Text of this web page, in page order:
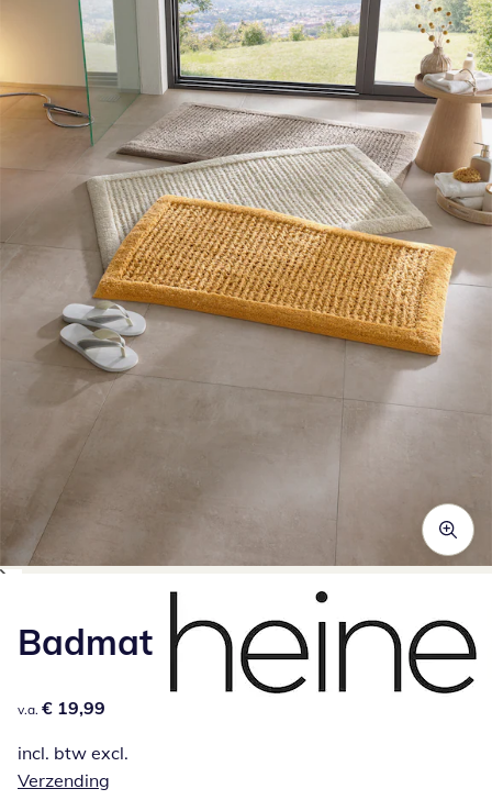
Klik om de afbeelding te vergroten
Badmat
€ 19,99
v.a. € 19,99
incl. btw excl.
Verzending